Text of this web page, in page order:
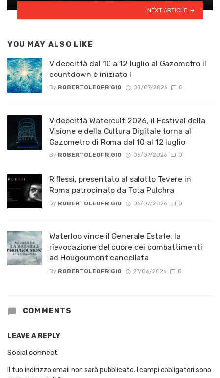
NEXT ARTICLE
YOU MAY ALSO LIKE
Videocittà dal 10 a 12 luglio al Gazometro il
countdown è iniziato !
By ROBERTOLEOFRIGIO 08/07/2026 0
Videocittà Watercult 2026, il Festival della
Visione e della Cultura Digitale torna al
Gazometro di Roma dal 10 al 12 luglio
By ROBERTOLEOFRIGIO 06/07/2026 0
Riflessi, presentato al salotto Tevere in
Roma patrocinato da Tota Pulchra
By ROBERTOLEOFRIGIO 06/07/2026 0
Waterloo vince il Generale Estate, la
rievocazione del cuore dei combattimenti
ad Hougoumont cancellata
By ROBERTOLEOFRIGIO 27/06/2026 0
COMMENTS
LEAVE A REPLY
Social connect:
Il tuo indirizzo email non sarà pubblicato. I campi obbligatori sono